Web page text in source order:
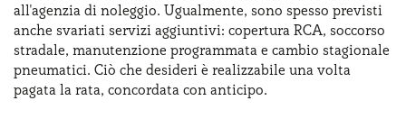
Serve assistenza? 800595799
all'agenzia di noleggio. Ugualmente, sono spesso previsti
anche svariati servizi aggiuntivi: copertura RCA, soccorso
stradale, manutenzione programmata e cambio stagionale
pneumatici. Ciò che desideri è realizzabile una volta
pagata la rata, concordata con anticipo.